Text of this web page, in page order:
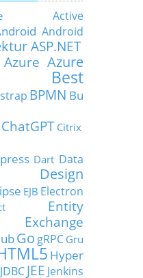
Active
Android
ASP.NET
Azure Azure
Best
BPMN Bu
ChatGPT Citrix
Dart Data
Design
EJB Electron
Entity
Exchange
Go gRPC Gru
Hyper
JDBC JEE Jenkins